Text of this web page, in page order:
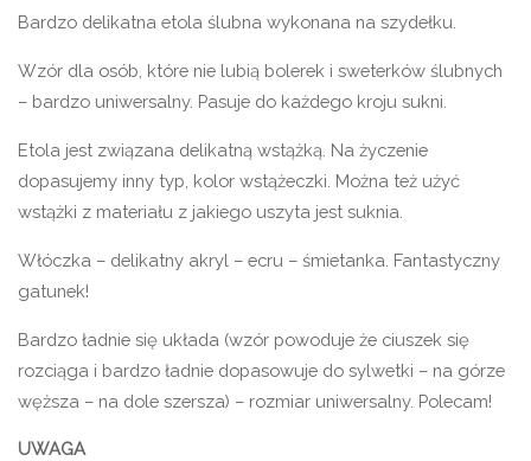
Bardzo delikatna etola ślubna wykonana na szydełku.
Wzór dla osób, które nie lubią bolerek i sweterków ślubnych
– bardzo uniwersalny. Pasuje do każdego kroju sukni.
Etola jest związana delikatną wstążką. Na życzenie
dopasujemy inny typ, kolor wstążeczki. Można też użyć
wstążki z materiału z jakiego uszyta jest suknia.
Włóczka – delikatny akryl – ecru – śmietanka. Fantastyczny
gatunek!
Bardzo ładnie się układa (wzór powoduje że ciuszek się
rozciąga i bardzo ładnie dopasowuje do sylwetki – na górze
węższa – na dole szersza) – rozmiar uniwersalny. Polecam!
UWAGA